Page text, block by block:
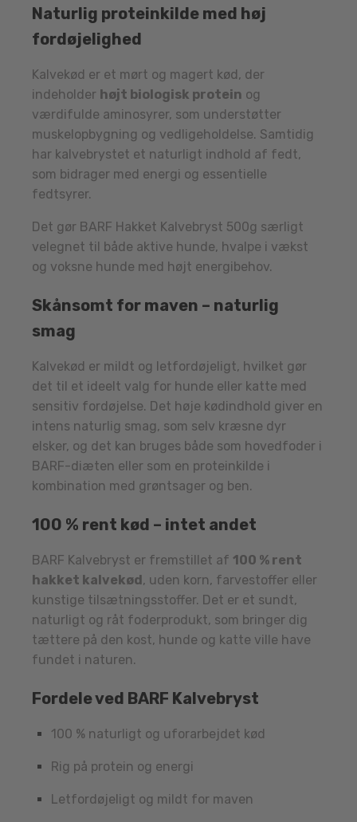
Naturlig proteinkilde med høj
fordøjelighed
Kalvekød er et mørt og magert kød, der
indeholder højt biologisk protein og
værdifulde aminosyrer, som understøtter
muskelopbygning og vedligeholdelse. Samtidig
har kalvebrystet et naturligt indhold af fedt,
som bidrager med energi og essentielle
fedtsyrer.
Det gør BARF Hakket Kalvebryst 500g særligt
velegnet til både aktive hunde, hvalpe i vækst
og voksne hunde med højt energibehov.
Skånsomt for maven – naturlig
smag
Kalvekød er mildt og letfordøjeligt, hvilket gør
det til et ideelt valg for hunde eller katte med
sensitiv fordøjelse. Det høje kødindhold giver en
intens naturlig smag, som selv kræsne dyr
elsker, og det kan bruges både som hovedfoder i
BARF-diæten eller som en proteinkilde i
kombination med grøntsager og ben.
100 % rent kød – intet andet
BARF Kalvebryst er fremstillet af 100 % rent
hakket kalvekød, uden korn, farvestoffer eller
kunstige tilsætningsstoffer. Det er et sundt,
naturligt og råt foderprodukt, som bringer dig
tættere på den kost, hunde og katte ville have
fundet i naturen.
Fordele ved BARF Kalvebryst
100 % naturligt og uforarbejdet kød
Rig på protein og energi
Letfordøjeligt og mildt for maven